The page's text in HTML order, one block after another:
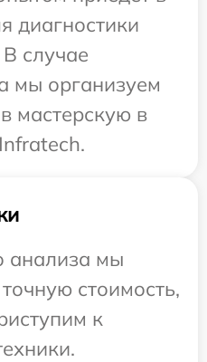
диагностики
случае
мы организуем
мастерскую в
анализа мы
стоимость,
к